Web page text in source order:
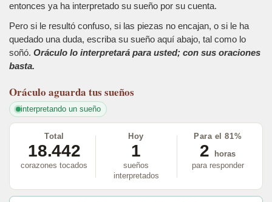
entonces ya ha interpretado su sueño por su cuenta.
Pero si le resultó confuso, si las piezas no encajan, o si le ha
quedado una duda, escriba su sueño aquí abajo, tal como lo
soñó. Oráculo lo interpretará para usted; con sus oraciones
basta.
Oráculo aguarda tus sueños
interpretando un sueño
Total
18.442
corazones tocados
Hoy
1
sueños
interpretados
Para el 81%
2
horas
para responder